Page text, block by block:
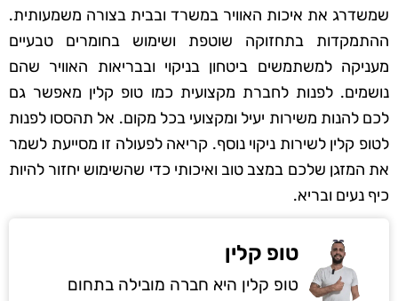
שמשדרג את איכות האוויר במשרד ובבית בצורה משמעותית.
ההתמקדות בתחזוקה שוטפת ושימוש בחומרים טבעיים
מעניקה למשתמשים ביטחון בניקוי ובבריאות האוויר שהם
נושמים. לפנות לחברת מקצועית כמו טופ קלין מאפשר גם
לכם להנות משירות יעיל ומקצועי בכל מקום. אל תהססו לפנות
לטופ קלין לשירות ניקוי נוסף. קריאה לפעולה זו מסייעת לשמר
את המזגן שלכם במצב טוב ואיכותי כדי שהשימוש יחזור להיות
כיף נעים ובריא.
טופ קלין
טופ קלין היא חברה מובילה בתחום